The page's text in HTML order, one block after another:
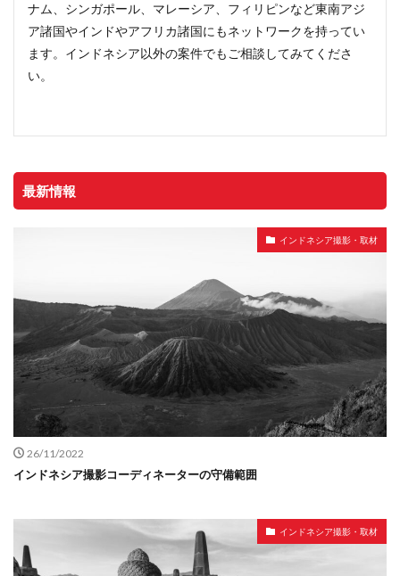
ナム、シンガポール、マレーシア、フィリピンなど東南アジ
ア諸国やインドやアフリカ諸国にもネットワークを持ってい
ます。インドネシア以外の案件でもご相談してみてくださ
い。
最新情報
インドネシア撮影・取材
26/11/2022
インドネシア撮影コーディネーターの守備範囲
インドネシア撮影・取材